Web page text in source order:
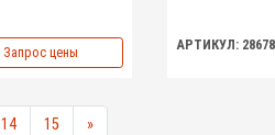
Запрос цены АРТИКУЛ:
14 15 »